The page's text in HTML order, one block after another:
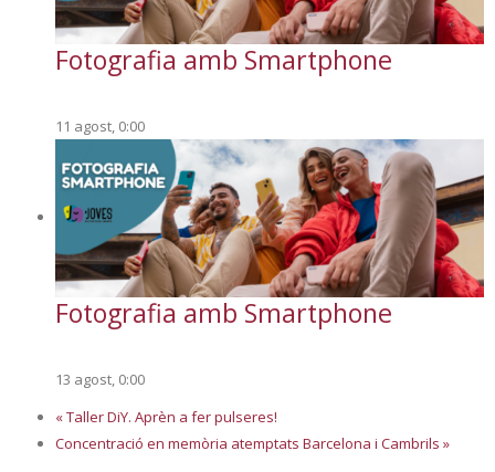
Fotografia amb Smartphone
11 agost, 0:00
Fotografia amb Smartphone
13 agost, 0:00
«Taller DiY. Aprèn a fer pulseres!
Concentració en memòria atemptats Barcelona i Cambrils »